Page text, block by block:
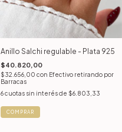
Anillo Salchi regulable - Plata 925
$40.820,00
$32.656,00 con Efectivo retirando por
Barracas
6 cuotas sin interés de $6.803,33
COMPRAR